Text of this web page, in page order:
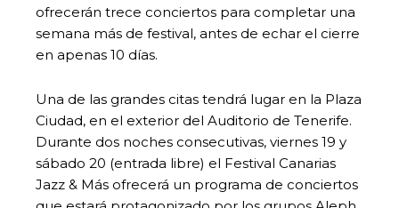
ofrecerán trece conciertos para completar una
semana más de festival, antes de echar el cierre
en apenas 10 días.
Una de las grandes citas tendrá lugar en la Plaza
Ciudad, en el exterior del Auditorio de Tenerife.
Durante dos noches consecutivas, viernes 19 y
sábado 20 (entrada libre) el Festival Canarias
Jazz & Más ofrecerá un programa de conciertos